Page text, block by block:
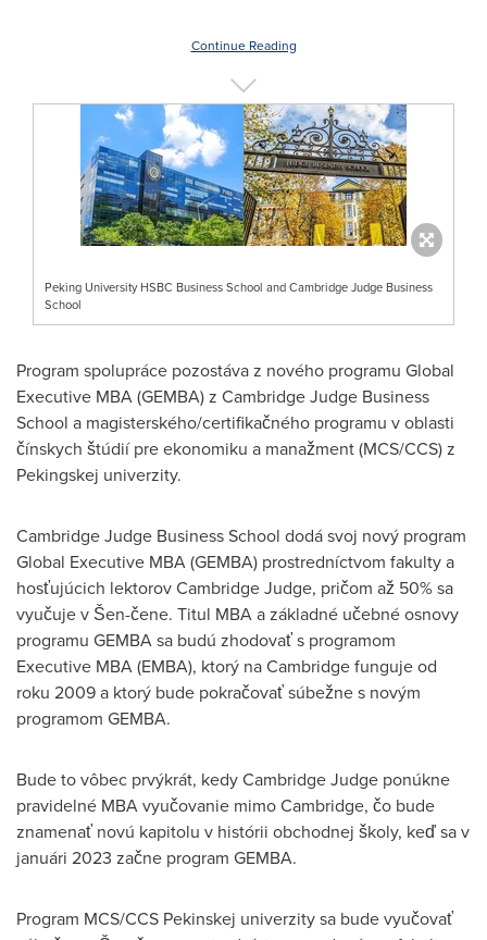
Continue Reading
Peking University HSBC Business School and Cambridge Judge Business
School
Program spolupráce pozostáva z nového programu Global
Executive MBA (GEMBA) z CambridgeJudge Business
School a magisterského/certifikačného programu v oblasti
čínskych štúdií pre ekonomiku a manažment (MCS/CCS) z
Pekingskej univerzity.
CambridgeJudge Business School dodá svoj nový program
Global Executive MBA (GEMBA) prostredníctvom fakulty a
hosťujúcich lektorovCambridgeJudge, pričom až 50% sa
vyučuje v Šen-čene. Titul MBA a základné učebné osnovy
programu GEMBA sa budú zhodovať s programom
Executive MBA (EMBA), ktorý naCambridgefunguje od
roku 2009 a ktorý bude pokračovať súbežne s novým
programom GEMBA.
Bude to vôbec prvýkrát, kedyCambridgeJudge ponúkne
pravidelné MBA vyučovanie mimoCambridge, čo bude
znamenať novú kapitolu v histórii obchodnej školy, keď sa v
januári 2023 začne program GEMBA.
Program MCS/CCS Pekinskej univerzity sa bude vyučovať